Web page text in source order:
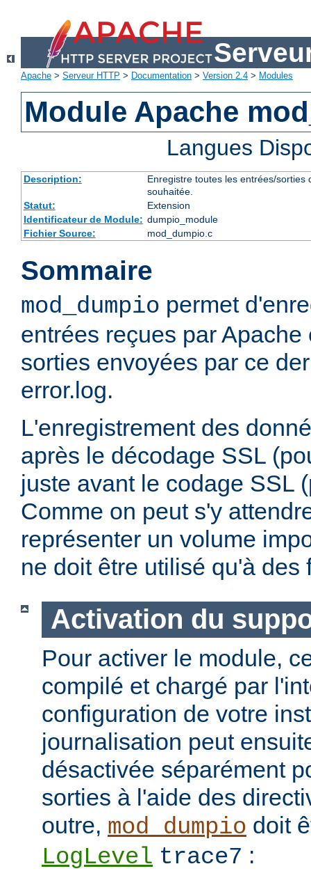
Apache > Serveur HTTP > Documentation > Version 2.4 > Modules
Module Apache
Langues
Description:
Enregistre toutes les entrées/
souhaitée.
Statut:
Extension
Identificateur de Module: dumpio_module
Fichier Source:
mod_dumpio.c
Sommaire
mod_dumpio permet
entrées reçues par Apache
sorties envoyées par ce
error.log.
L'enregistrement des
après le décodage SSL
juste avant le codage SSL
Comme on peut s'y
représenter un volume
ne doit être utilisé qu'à des
Activation du
Pour activer le module,
compilé et chargé par
configuration de votre
journalisation peut
désactivée séparément
sorties à l'aide des
outre, mod_dumpio doit
LogLevel trace7 :